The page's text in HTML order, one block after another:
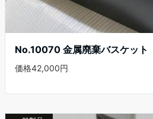
No.10070 金属廃棄バスケット
価格42,000円